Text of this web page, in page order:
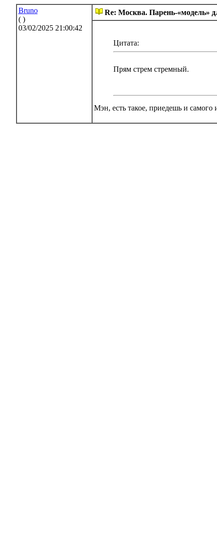
Bruno
( )
03/02/2025 21:00:42
Re: Москва. Парень-«модель»
Цитата:
Прям стрем стремный.
Мэн, есть такое, приедешь и самого